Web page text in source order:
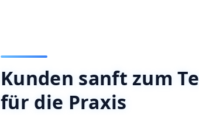
Kunden sanft zum
für die Praxis